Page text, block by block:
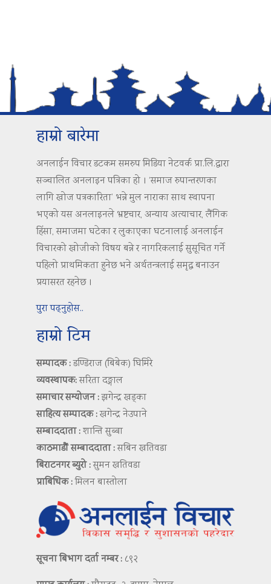
हाम्रो बारेमा
अनलाईन विचार डटकम समरुप मिडिया नेटवर्क प्रा.लि.द्वारा
सञ्चालित अनलाइन पत्रिका हो । ‘समाज रुपान्तरणका
लागि खोज पत्रकारिता’ भन्ने मुल नाराका साथ स्थापना
भएको यस अनलाइनले भ्रष्टचार, अन्याय अत्याचार, लैंगिक
हिंसा, समाजमा घटेका र लुकाएका घटनालाई अनलाईन
विचारको खोजीको विषय बन्ने र नागरिकलाई सुसूचित गर्ने
पहिलो प्राथमिकता हुनेछ भने अर्थतन्त्रलाई समृद्ध बनाउन
प्रयासरत रहनेछ ।
पुरा पढ्नुहोस..
हाम्रो टिम
सम्पादक :डण्डिराज (बिबेक) घिमिरे
व्यवस्थापक:सरिता दङ्गाल
समाचार सम्योजन :झगेन्द्र खड्का
साहित्य सम्पादक :खगेन्द्र नेउपाने
सम्बाददाता :शान्ति सुब्बा
काठमाडौं सम्बाददाता :सबिन खतिवडा
बिराटनगर ब्युरो :सुमन खतिवडा
प्राबिधिक :मिलन बास्तोला
सूचना बिभाग दर्ता नम्बर : ८९२